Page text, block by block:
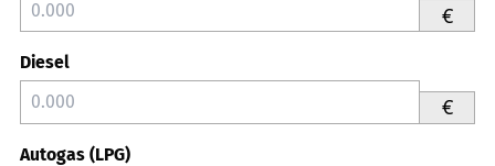
€
Diesel
€
Autogas (LPG)